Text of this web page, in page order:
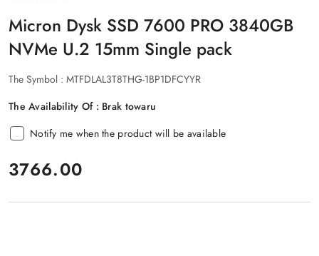
Micron Dysk SSD 7600 PRO 3840GB
NVMe U.2 15mm Single pack
The Symbol : MTFDLAL3T8THG-1BP1DFCYYR
The Availability Of : Brak towaru
Notify me when the product will be available
price:
3766.00